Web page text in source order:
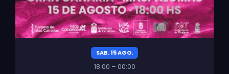
SAB. 15 AGO.
18:00 – 00:00